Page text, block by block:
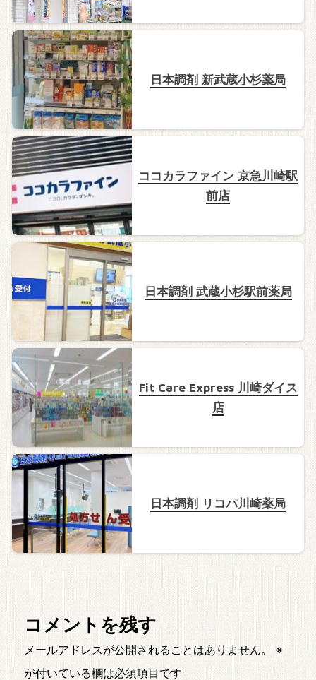
日本調剤 新武蔵小杉薬局
ココカラファイン 京急川崎駅
前店
日本調剤 武蔵小杉駅前薬局
Fit Care Express 川崎ダイス
店
日本調剤 リコパ川崎薬局
コメントを残す
メールアドレスが公開されることはありません。
※
が付いている欄は必須項目です